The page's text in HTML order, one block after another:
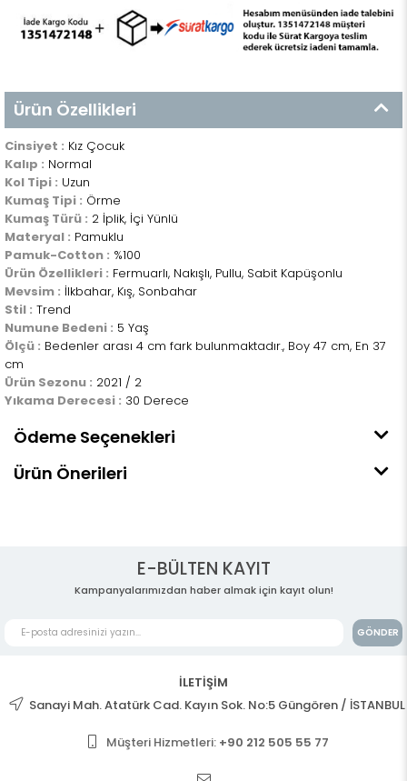
Ürün Özellikleri
Cinsiyet : Kız Çocuk
Kalıp : Normal
Kol Tipi : Uzun
Kumaş Tipi : Örme
Kumaş Türü : 2 İplik, İçi Yünlü
Materyal : Pamuklu
Pamuk-Cotton : %100
Ürün Özellikleri : Fermuarlı, Nakışlı, Pullu, Sabit Kapüşonlu
Mevsim : İlkbahar, Kış, Sonbahar
Stil : Trend
Numune Bedeni : 5 Yaş
Ölçü : Bedenler arası 4 cm fark bulunmaktadır., Boy 47 cm, En 37
cm
Ürün Sezonu : 2021 / 2
Yıkama Derecesi : 30 Derece
Ödeme Seçenekleri
Ürün Önerileri
E-BÜLTEN KAYIT
Kampanyalarımızdan haber almak için kayıt olun!
GÖNDER
İLETİŞİM
Sanayi Mah. Atatürk Cad. Kayın Sok. No:5 Güngören / İSTANBUL
Müşteri Hizmetleri: +90 212 505 55 77